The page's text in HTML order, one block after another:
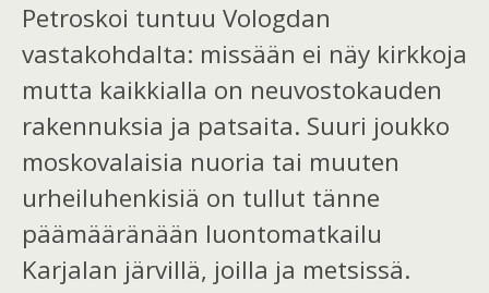
Petroskoi tuntuu Vologdan
vastakohdalta: missään ei näy kirkkoja
mutta kaikkialla on neuvostokauden
rakennuksia ja patsaita. Suuri joukko
moskovalaisia nuoria tai muuten
urheiluhenkisiä on tullut tänne
päämääränään luontomatkailu
Karjalan järvillä, joilla ja metsissä.